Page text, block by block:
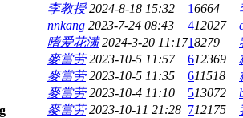
李教授 2024-8-18 15:32 16664
nnkang 2023-7-24 08:43 412027
嗜爱花满 2024-3-20 11:1718279
麥當劳 2023-10-5 11:57 612369
麥當劳 2023-10-5 11:35 611518
麥當劳 2023-10-4 11:10 513072
麥當劳 2023-10-11 21:28 712175